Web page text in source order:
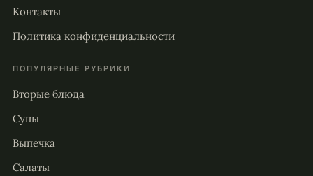
Контакты
Политика конфиденциальности
ПОПУЛЯРНЫЕ РУБРИКИ
Вторые блюда
Супы
Выпечка
Салаты